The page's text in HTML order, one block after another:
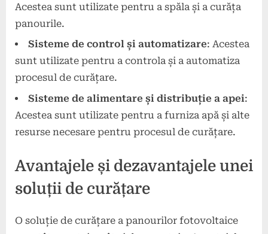
Acestea sunt utilizate pentru a spăla și a curăța
panourile.
Sisteme de control și automatizare: Acestea
sunt utilizate pentru a controla și a automatiza
procesul de curățare.
Sisteme de alimentare și distribuție a apei:
Acestea sunt utilizate pentru a furniza apă și alte
resurse necesare pentru procesul de curățare.
Avantajele și dezavantajele unei
soluții de curățare
O soluție de curățare a panourilor fotovoltaice